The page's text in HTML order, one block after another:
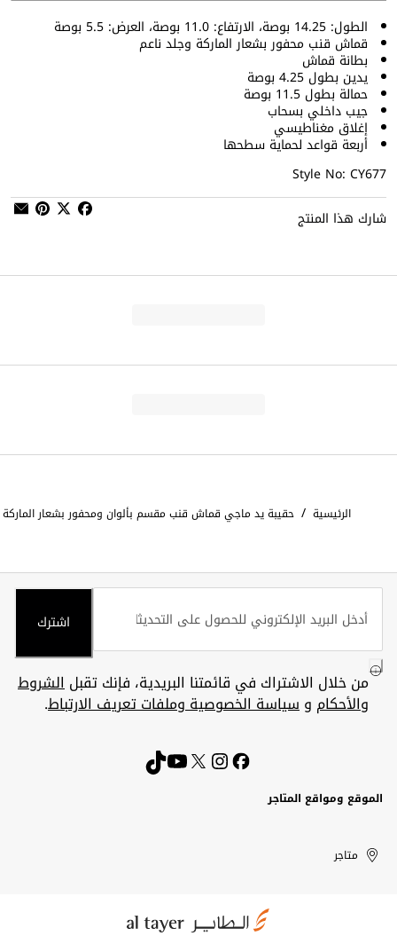
الطول: 14.25 بوصة، الارتفاع: 11.0 بوصة، العرض: 5.5 بوصة
قماش قنب محفور بشعار الماركة وجلد ناعم
بطانة قماش
يدين بطول 4.25 بوصة
حمالة بطول 11.5 بوصة
جيب داخلي بسحاب
إغلاق مغناطيسي
أربعة قواعد لحماية سطحها
Style No: CY677
شارك هذا المنتج
الرئيسية / حقيبة يد ماجي قماش قنب مقسم بألوان ومحفور بشعار الماركة
اشترك
من خلال الاشتراك في قائمتنا البريدية، فإنك تقبلالشروط
والأحكام وسياسة الخصوصية وملفات تعريف الارتباط.
الموقع ومواقع المتاجر
United
Arab
Kuwait
الإمارات
العربية
الكويت
متاجر